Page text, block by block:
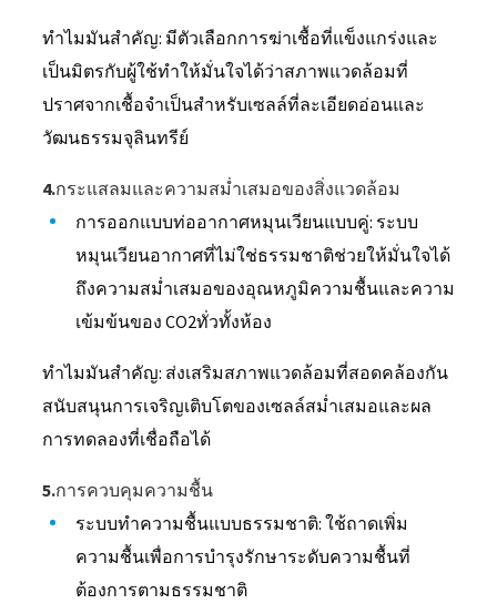
ทำไมมันสำคัญ: มีตัวเลือกการฆ่าเชื้อที่แข็งแกร่งและ
เป็นมิตรกับผู้ใช้ทำให้มั่นใจได้ว่าสภาพแวดล้อมที่
ปราศจากเชื้อจำเป็นสำหรับเซลล์ที่ละเอียดอ่อนและ
วัฒนธรรมจุลินทรีย์
4.กระแสลมและความสม่ำเสมอของสิ่งแวดล้อม
การออกแบบท่ออากาศหมุนเวียนแบบคู่: ระบบ
หมุนเวียนอากาศที่ไม่ใช่ธรรมชาติช่วยให้มั่นใจได้
ถึงความสม่ำเสมอของอุณหภูมิความชื้นและความ
เข้มข้นของ CO2ทั่วทั้งห้อง
ทำไมมันสำคัญ: ส่งเสริมสภาพแวดล้อมที่สอดคล้องกัน
สนับสนุนการเจริญเติบโตของเซลล์สม่ำเสมอและผล
การทดลองที่เชื่อถือได้
5.การควบคุมความชื้น
ระบบทำความชื้นแบบธรรมชาติ: ใช้ถาดเพิ่ม
ความชื้นเพื่อการบำรุงรักษาระดับความชื้นที่
ต้องการตามธรรมชาติ